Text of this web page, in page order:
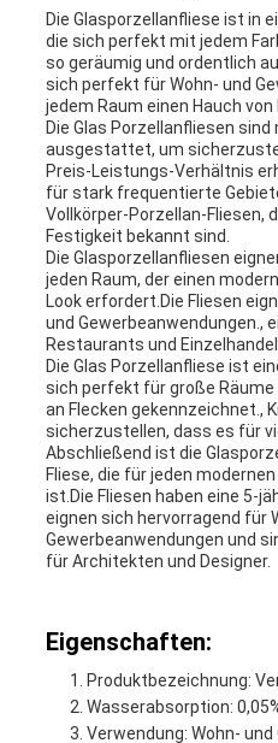
Die Glasporzellanfliese ist in
die sich perfekt mit jedem
so geräumig und ordentlich
sich perfekt für Wohn- und
jedem Raum einen Hauch von
Die Glas Porzellanfliesen
ausgestattet, um
Preis-Leistungs-Verhältnis
für stark frequentierte
Vollkörper-Porzellan-Fliesen,
Festigkeit bekannt sind.
Die Glasporzellanfliesen
jeden Raum, der einen
Look erfordert.Die Fliesen
und Gewerbeanwendungen.,
Restaurants und
Die Glas Porzellanfliese ist
sich perfekt für große Räume
an Flecken gekennzeichnet.,
sicherzustellen, dass es für
Abschließend ist die
Fliese, die für jeden
ist.Die Fliesen haben eine 5-
eignen sich hervorragend für
Gewerbeanwendungen und
für Architekten und Designer.
Eigenschaften:
Produktbezeichnung:
Wasserabsorption:
Verwendung: Wohn-